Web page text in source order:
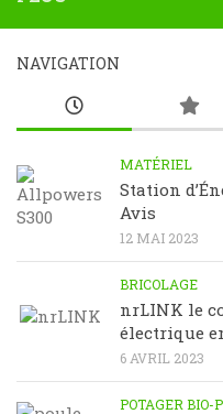
NAVIGATION
MATÉRIEL
Station
Avis
12 MAI 2023
BRICOLAGE
nrLINK le
électrique
6 AVRIL 2023
POTAGER BIO-